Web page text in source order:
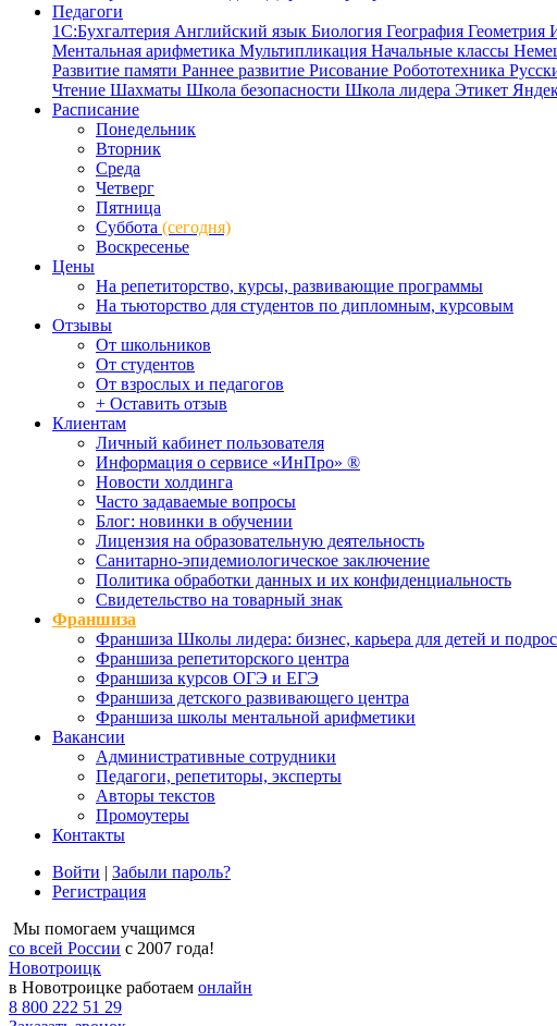
Педагоги
1С:Бухгалтерия Английский язык Биология География Геометрия
Ментальная арифметика Мультипликация Начальные классы
Развитие памяти Раннее развитие Рисование Робототехника
Чтение Шахматы Школа безопасности Школа лидера Этикет
Расписание
Понедельник
Вторник
Среда
Четверг
Пятница
Суббота (сегодня)
Воскресенье
Цены
На репетиторство, курсы, развивающие программы
На тьюторство для студентов по дипломным, курсовым
Отзывы
От школьников
От студентов
От взрослых и педагогов
+ Оставить отзыв
Клиентам
Личный кабинет пользователя
Информация о сервисе «ИнПро» ®
Новости холдинга
Часто задаваемые вопросы
Блог: новинки в обучении
Лицензия на образовательную деятельность
Санитарно-эпидемиологическое заключение
Политика обработки данных и их конфиденциальность
Свидетельство на товарный знак
Франшиза
Франшиза Школы лидера: бизнес, карьера для детей и
Франшиза репетиторского центра
Франшиза курсов ОГЭ и ЕГЭ
Франшиза детского развивающего центра
Франшиза школы ментальной арифметики
Вакансии
Административные сотрудники
Педагоги, репетиторы, эксперты
Авторы текстов
Промоутеры
Контакты
Войти | Забыли пароль?
Регистрация
Мы помогаем учащимся
со всей России с 2007 года!
Новотроицк
в Новотроицке работаем онлайн
8 800 222 51 29